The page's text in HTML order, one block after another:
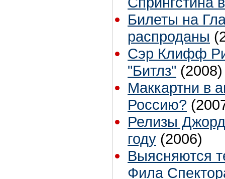
Билеты на
распроданы
Сэр Клифф
"Битлз" (2008)
Маккартни в
Россию?
Релизы
году (2006)
Выясняются
Фила